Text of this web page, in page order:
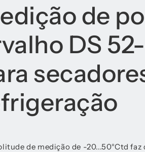
de
DS
de medição de -20...50°Ctd